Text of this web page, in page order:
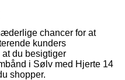
chancer for at
kunders
du besigtiger
i Sølv med Hjerte 14
shopper.